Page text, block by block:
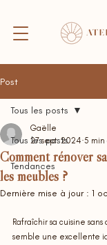
Post
Tous les posts
Tendances
Tous les posts
Comment rénover
les meubles ?
Gaëlle
27 sept. 2024 5
Dernière mise à jour : 1
Rafraîchir sa cuisine
semble une excellente